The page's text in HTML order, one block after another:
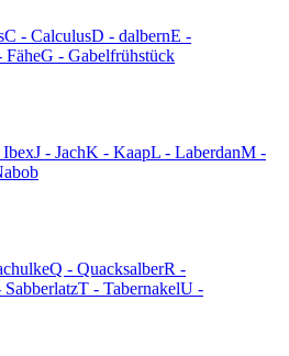
C - CalculusD - dalbernE -
FäheG - Gabelfrühstück
J - JachK - KaapL - LaberdanM -
Q - QuacksalberR -
SabberlatzT - TabernakelU -